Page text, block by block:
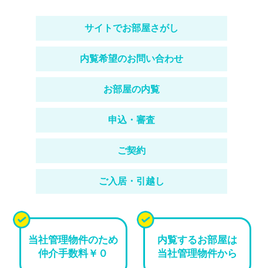
サイトでお部屋さがし
内覧希望のお問い合わせ
お部屋の内覧
申込・審査
ご契約
ご入居・引越し
当社管理物件のため
仲介手数料￥０
内覧するお部屋は
当社管理物件から